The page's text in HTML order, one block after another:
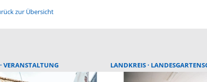
zur Übersicht
VERANSTALTUNG LANDKREIS